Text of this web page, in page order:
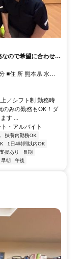
ので希望に合わせた
／シフト制 勤務時
のみの勤務もOK！ダ
す ...
・アルバイト
扶養内勤務OK
1日4時間以内OK
援あり
長期
早朝 午後